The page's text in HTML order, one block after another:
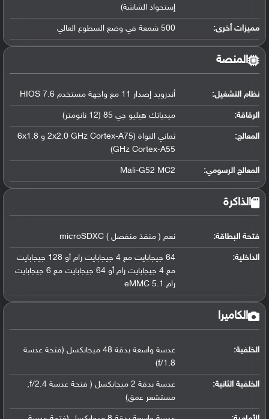
إستحواذ الشاشة)
مميزات أخرى: 500 شمعة في وضع السطوع العالي
المنصة
نظام التشغيل: أندرويد إصدار 11 مع واجهة مستخدم HIOS 7.6
الرقاقة: ميدياتك هيليو جي 85 (12 نانومتر)
المعالج:
ثماني النواة (2x2.0 GHz Cortex-A75 و 6x1.8
GHz Cortex-A55)
المعالج الرسومي:
Mali-G52 MC2
الذاكرة
فتحة البطاقة: نعم ( منفذ منفصل ) microSDXC
الداخلية:
64 جيجابايت مع 4 جيجابايت رام أو 128 جيجابايت
مع 4 جيجابايت رام أو 64 جيجابايت مع 6 جيجابايت
رام eMMC 5.1
الكاميرا
الخلفية:
عدسة واسعة بدقة 48 ميجابكسل (فتحة عدسة
f/1.8)
الخلفية الثانية:
عدسة بدقة 2 ميجابكسل ( فتحة عدسة f/2.4,
مستشعر عمق)